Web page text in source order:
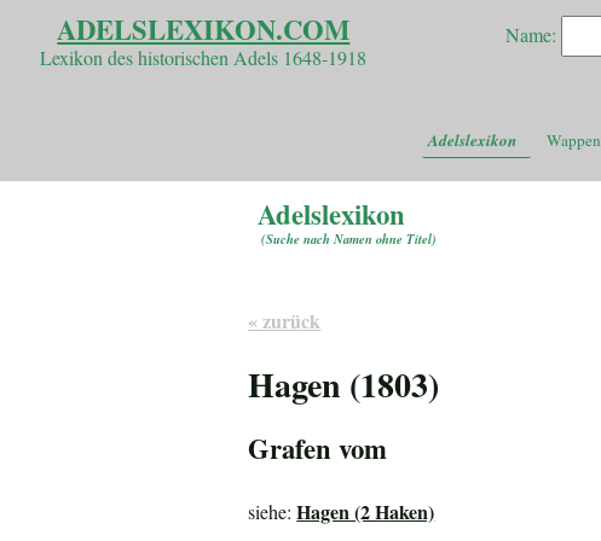
ADELSLEXIKON.COM
Lexikon des historischen Adels 1648-1918
Name:
Adelslexikon Wappen
Adelslexikon
(Suche nach Namen ohne Titel)
« zurück
Hagen (1803)
Grafen vom
siehe:Hagen (2 Haken)